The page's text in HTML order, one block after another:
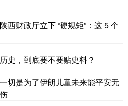
西财政厅立下 “硬规矩”：这 5 个
史，到底要不要贴史料？
切是为了伊朗儿童未来能平安无